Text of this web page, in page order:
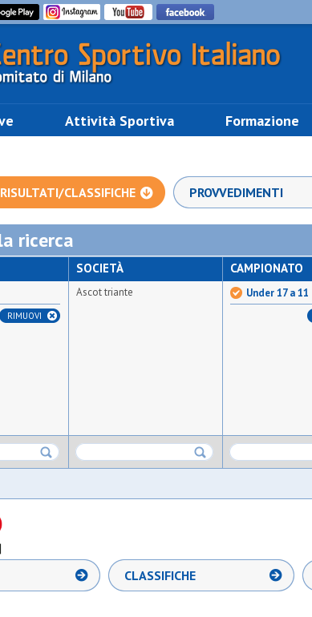
Attività Sportiva Formazione
CLASSIFICHE PROVVEDIMENTI
ricerca
RIMUOVI
SOCIETÀ
Ascot triante
CAMPIONATO
Under 17 a 11
CLASSIFICHE